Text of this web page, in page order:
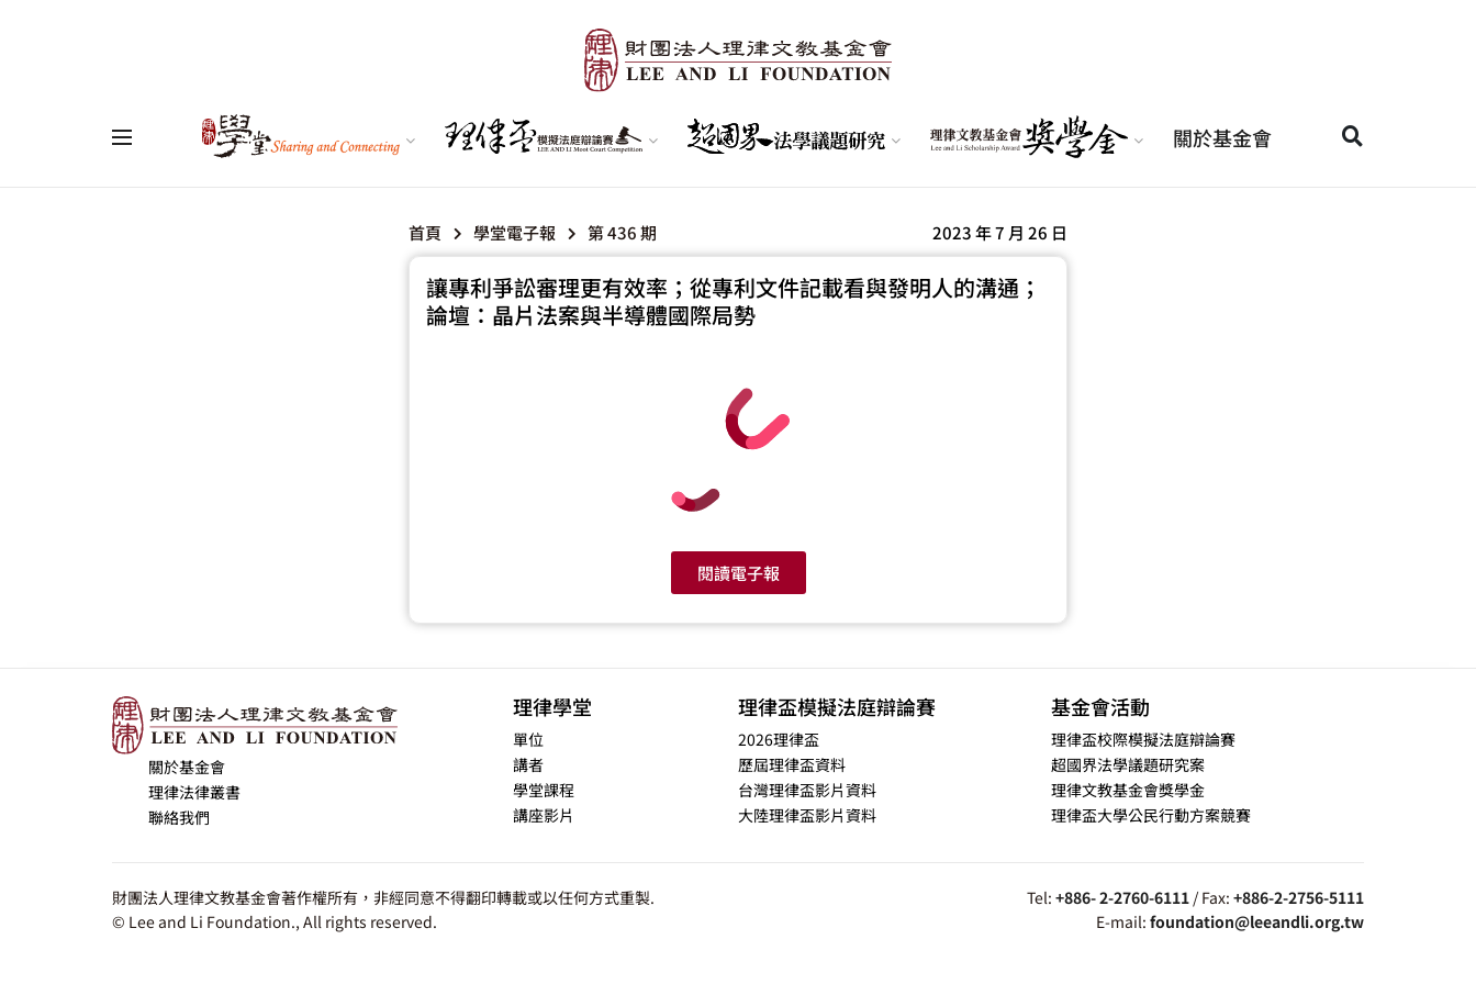
關於基金會
首頁 學堂電子報 第 436 期 2023 年 7 月 26 日
讓專利爭訟審理更有效率；從專利文件記載看與發明人的溝通；
論壇：晶片法案與半導體國際局勢
閱讀電子報
關於基金會
理律法律叢書
聯絡我們
理律學堂
單位
講者
學堂課程
講座影片
理律盃模擬法庭辯論賽
2026理律盃
歷屆理律盃資料
台灣理律盃影片資料
大陸理律盃影片資料
基金會活動
理律盃校際模擬法庭辯論賽
超國界法學議題研究案
理律文教基金會獎學金
理律盃大學公民行動方案競賽
財團法人理律文教基金會著作權所有，非經同意不得翻印轉載或以任何方式重製.
© Lee and Li Foundation., All rights reserved.
Tel: +886- 2-2760-6111 / Fax: +886-2-2756-5111
E-mail: foundation@leeandli.org.tw